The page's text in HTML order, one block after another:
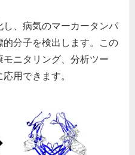
、病気のマーカータンパ
分子を検出します。この
ニタリング、分析ツー
用できます。